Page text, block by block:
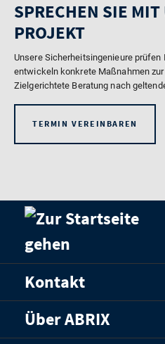
SPRECHEN SIE
PROJEKT
Unsere Sicherheitsingenieure prüfen
entwickeln konkrete Maßnahmen
Zielgerichtete Beratung nach
TERMIN VEREINBAREN
Kontakt
Über ABRIX